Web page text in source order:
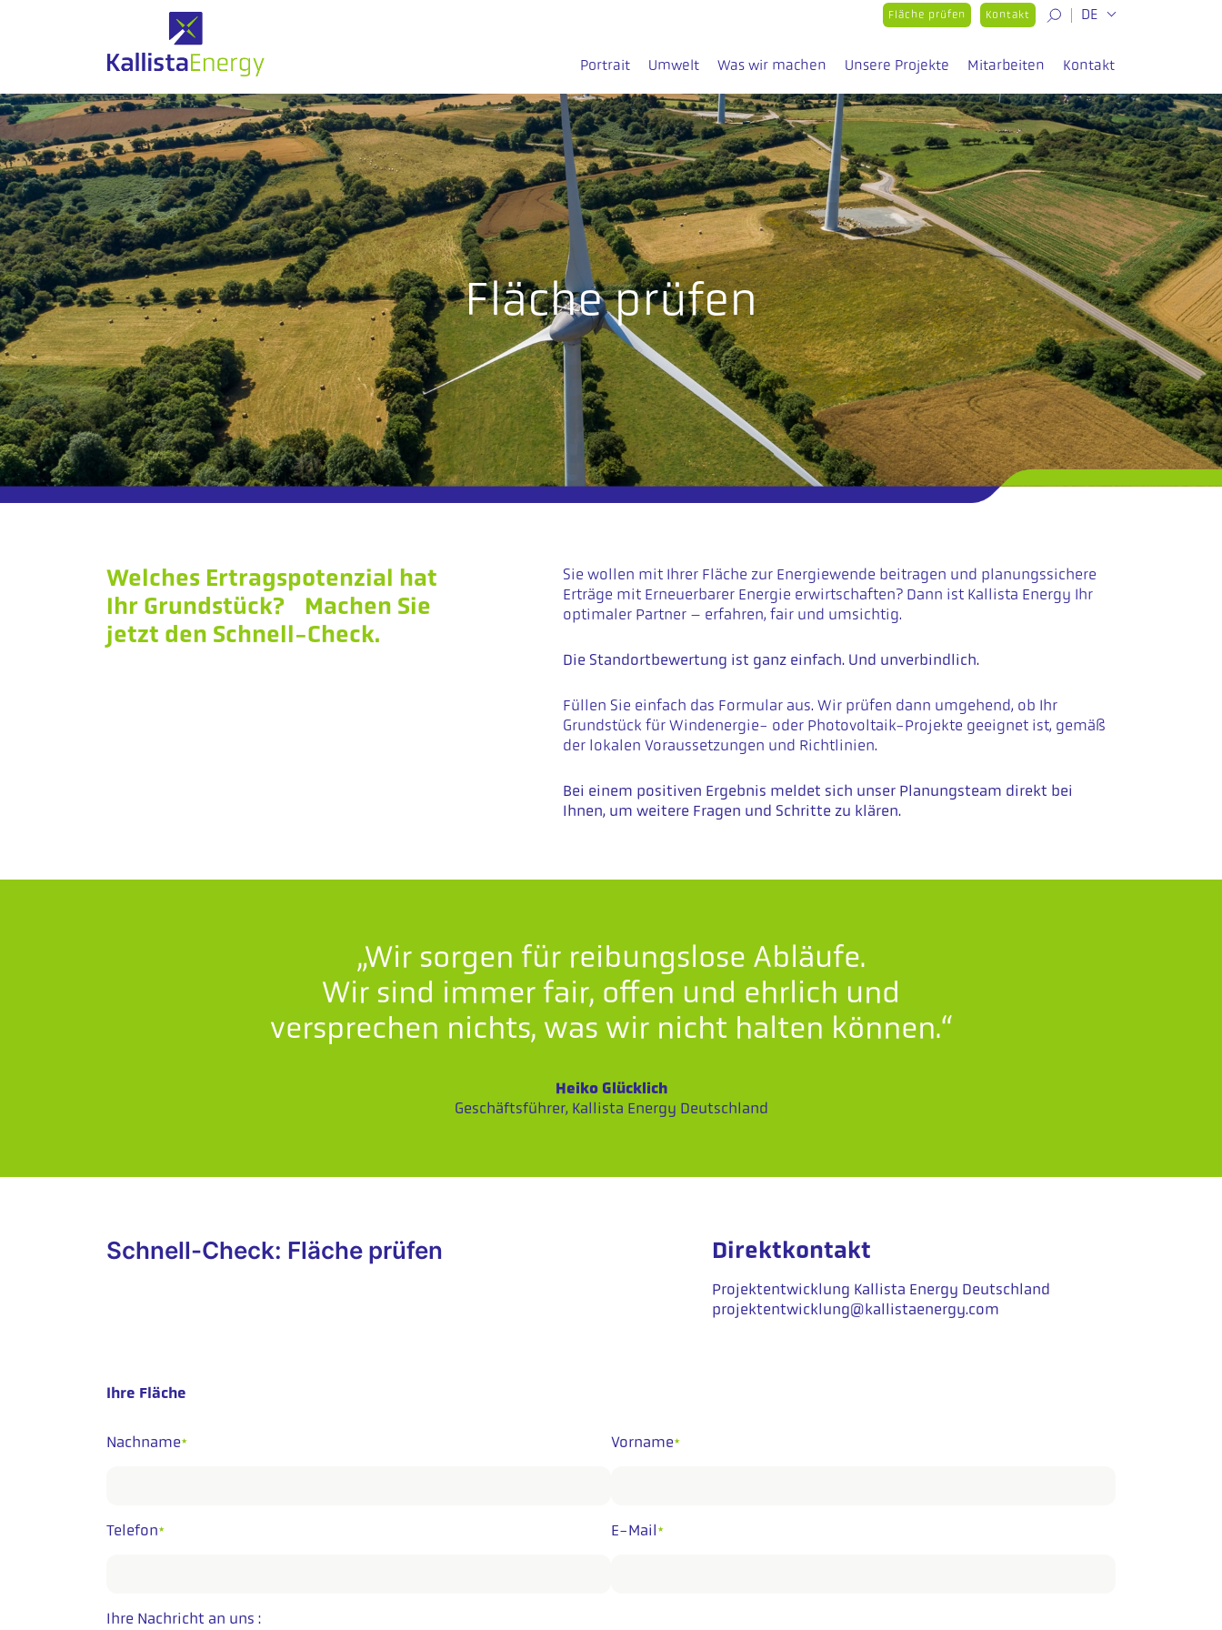
Fläche prüfen Kontakt DE
Portrait Umwelt Was wir machen Unsere Projekte Mitarbeiten Kontakt
Fläche prüfen
Welches Ertragspotenzial hat
Ihr Grundstück? Machen Sie
jetzt den Schnell-Check.
Sie wollen mit Ihrer Fläche zur Energiewende beitragen und planungssichere
Erträge mit Erneuerbarer Energie erwirtschaften? Dann ist Kallista Energy Ihr
optimaler Partner – erfahren, fair und umsichtig.
Die Standortbewertung ist ganz einfach. Und unverbindlich.
Füllen Sie einfach das Formular aus. Wir prüfen dann umgehend, ob Ihr
Grundstück für Windenergie- oder Photovoltaik-Projekte geeignet ist, gemäß
der lokalen Voraussetzungen und Richtlinien.
Bei einem positiven Ergebnis meldet sich unser Planungsteam direkt bei
Ihnen, um weitere Fragen und Schritte zu klären.
„Wir sorgen für reibungslose Abläufe.
Wir sind immer fair, offen und ehrlich und
versprechen nichts, was wir nicht halten können.“
Heiko Glücklich
Geschäftsführer, Kallista Energy Deutschland
Schnell-Check: Fläche prüfen Direktkontakt
Projektentwicklung Kallista Energy Deutschland
projektentwicklung@kallistaenergy.com
Ihre Fläche
Nachname * Vorname *
Telefon * E-Mail *
Ihre Nachricht an uns :